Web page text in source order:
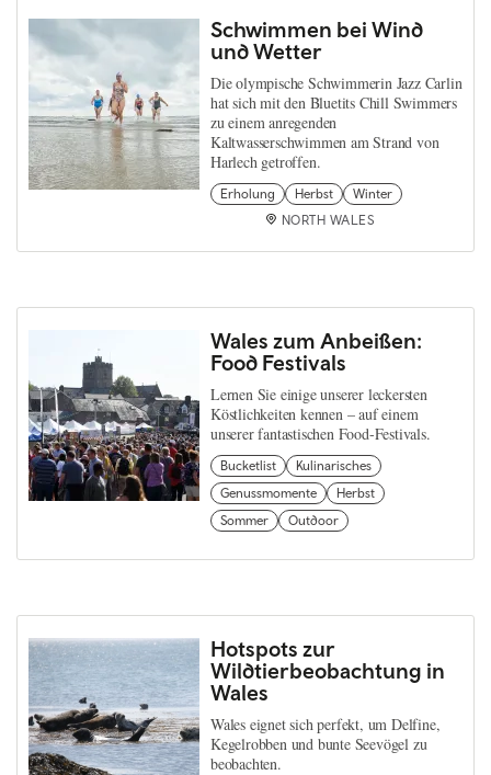
Schwimmen bei Wind
und Wetter
Die olympische Schwimmerin Jazz Carlin
hat sich mit den Bluetits Chill Swimmers
zu einem anregenden
Kaltwasserschwimmen am Strand von
Harlech getroffen.
Erholung Herbst
Winter
NORTH WALES
Wales zum Anbeißen:
Food Festivals
Lernen Sie einige unserer leckersten
Köstlichkeiten kennen – auf einem
unserer fantastischen Food-Festivals.
Bucketlist
Kulinarisches
Genussmomente
Herbst
Sommer
Outdoor
Hotspots zur
Wildtierbeobachtung in
Wales
Wales eignet sich perfekt, um Delfine,
Kegelrobben und bunte Seevögel zu
beobachten.